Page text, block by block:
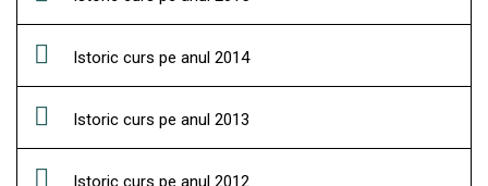
Istoric curs pe anul 2014
Istoric curs pe anul 2013
Istoric curs pe anul 2012